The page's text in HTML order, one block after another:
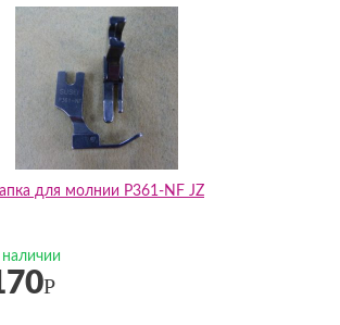
для молнии P361-NF JZ
наличии
Р